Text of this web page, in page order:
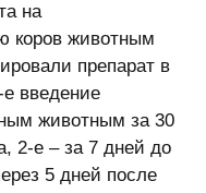
на
коров животным
препарат в
введение
животным за 30
2-е – за 7 дней до
5 дней после